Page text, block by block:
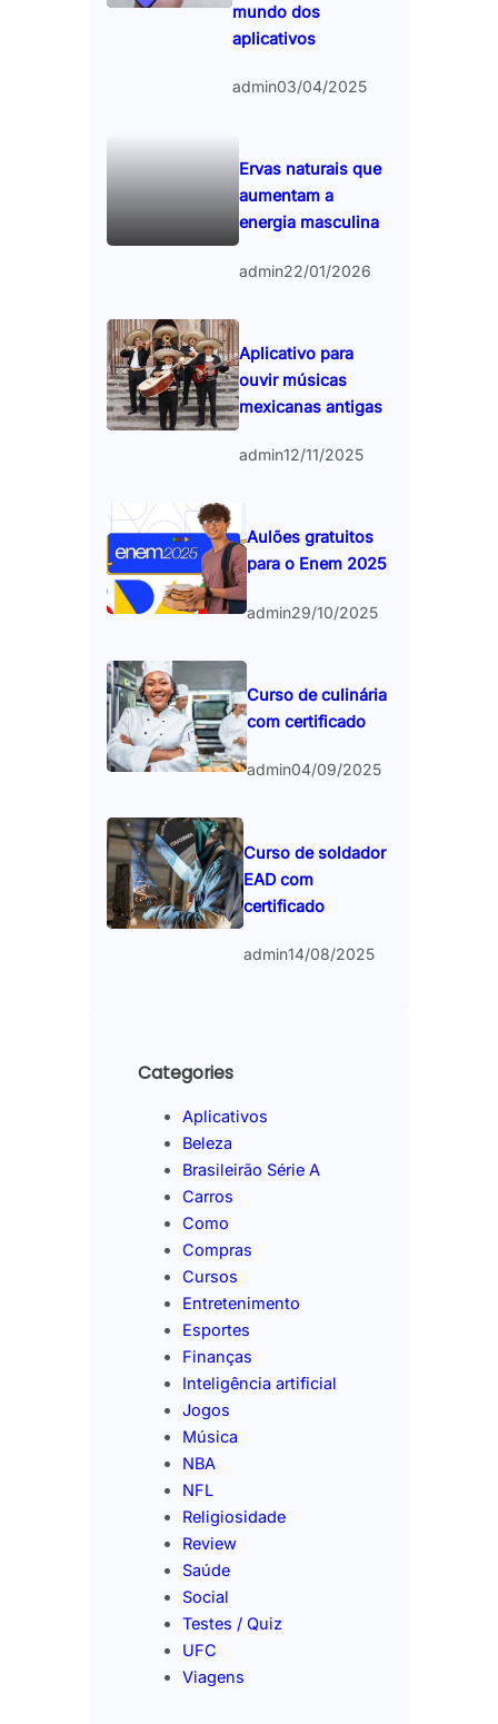
mundo dos
aplicativos
admin03/04/2025
Ervas naturais que
aumentam a
energia masculina
admin22/01/2026
Aplicativo para
ouvir músicas
mexicanas antigas
admin12/11/2025
Aulões gratuitos
para o Enem 2025
admin29/10/2025
Curso de culinária
com certificado
admin04/09/2025
Curso de soldador
EAD com
certificado
admin14/08/2025
Categories
Aplicativos
Beleza
Brasileirão Série A
Carros
Como
Compras
Cursos
Entretenimento
Esportes
Finanças
Inteligência artificial
Jogos
Música
NBA
NFL
Religiosidade
Review
Saúde
Social
Testes / Quiz
UFC
Viagens